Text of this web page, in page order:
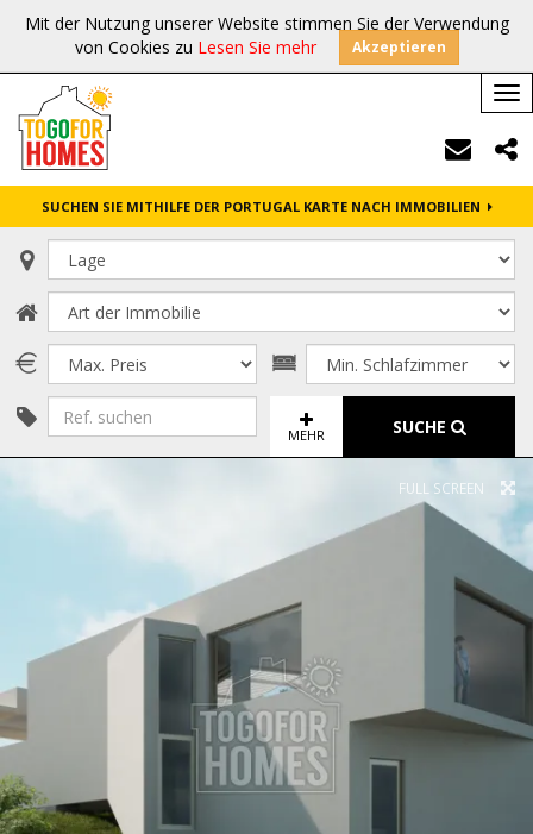
Mit der Nutzung unserer Website stimmen Sie der Verwendung
von Cookies zu Lesen Sie mehr Akzeptieren
SUCHEN SIE MITHILFE DER PORTUGAL KARTE NACH IMMOBILIEN
MEHR SUCHE
FULL SCREEN